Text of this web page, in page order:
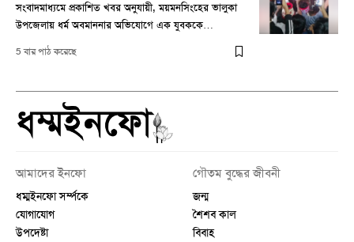
সংবাদমাধ্যমে প্রকাশিত খবর অনুযায়ী, ময়মনসিংহের ভালুকা
উপজেলায় ধর্ম অবমাননার অভিযোগে এক যুবককে…
5 বার পাঠ করেছে
আমাদের ইনফো
ধম্মইনফো সর্ম্পকে
যোগাযোগ
উপদেষ্টা
গৌতম বুদ্ধের জীবনী
জন্ম
শৈশব কাল
বিবাহ